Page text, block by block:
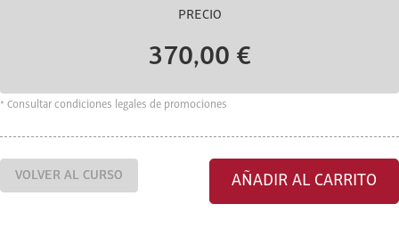
PRECIO
370,00 €
* Consultar condiciones legales de promociones
VOLVER AL CURSO AÑADIR AL CARRITO